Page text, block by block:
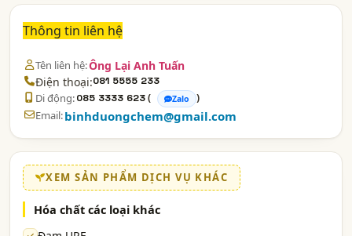
Thông tin liên hệ
Tên liên hệ:Ông Lại Anh Tuấn
Điện thoại:081 5555 233
Di động:085 3333 623( Zalo )
Email:binhduongchem@gmail.com
XEM SẢN PHẨM DỊCH VỤ KHÁC
Hóa chất các loại khác